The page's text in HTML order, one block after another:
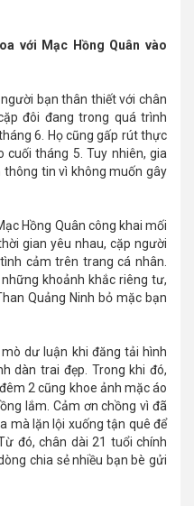
với Mạc Hồng Quân vào
bạn thân thiết với chân
đôi đang trong quá trình
6. Họ cũng gấp rút thực
cuối tháng 5. Tuy nhiên, gia
thông tin vì không muốn gây
Hồng Quân công khai mối
gian yêu nhau, cặp người
cảm trên trang cá nhân.
khoảnh khắc riêng tư,
Quảng Ninh bỏ mặc bạn
dư luận khi đăng tải hình
dàn trai đẹp. Trong khi đó,
2 cũng khoe ảnh mặc áo
lắm. Cảm ơn chồng vì đã
mà lặn lội xuống tận quê để
đó, chân dài 21 tuổi chính
chia sẻ nhiều bạn bè gửi